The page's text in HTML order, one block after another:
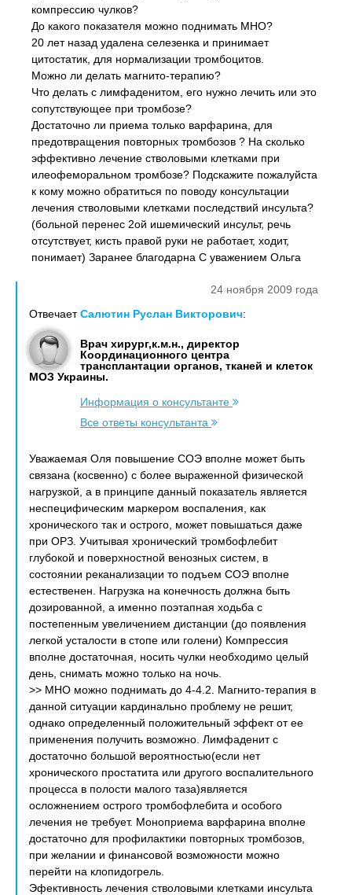
компрессию чулков?
До какого показателя можно поднимать МНО?
20 лет назад удалена селезенка и принимает
цитостатик, для нормализации тромбоцитов.
Можно ли делать магнито-терапию?
Что делать с лимфаденитом, его нужно лечить или это
сопутствующее при тромбозе?
Достаточно ли приема только варфарина, для
предотвращения повторных тромбозов ? На сколько
эффективно лечение стволовыми клетками при
илеофеморальном тромбозе? Подскажите пожалуйста
к кому можно обратиться по поводу консультации
лечения стволовыми клетками последствий инсульта?
(больной перенес 2ой ишемический инсульт, речь
отсутствует, кисть правой руки не работает, ходит,
понимает) Заранее благодарна С уважением Ольга
24 ноября 2009 года
ОтвечаетСалютин Руслан Викторович:
Врач хирург,к.м.н., директор
Координационного центра
трансплантации органов, тканей и клеток
МОЗ Украины.
Информация о консультанте
Все ответы консультанта
Уважаемая Оля повышение СОЭ вполне может быть
связана (косвенно) с более выраженной физической
нагрузкой, а в принципе данный показатель является
неспецифическим маркером воспаления, как
хронического так и острого, может повышаться даже
при ОРЗ. Учитывая хронический тромбофлебит
глубокой и поверхностной венозных систем, в
состоянии реканализации то подъем СОЭ вполне
естественен. Нагрузка на конечность должна быть
дозированной, а именно поэтапная ходьба с
постепенным увеличением дистанции (до появления
легкой усталости в стопе или голени) Компрессия
вполне достаточная, носить чулки необходимо целый
день, снимать можно только на ночь.
>> МНО можно поднимать до 4-4.2. Магнито-терапия в
данной ситуации кардинально проблему не решит,
однако определенный положительный эффект от ее
применения получить возможно. Лимфаденит с
достаточно большой вероятностью(если нет
хронического простатита или другого воспалительного
процесса в полости малого таза)является
осложнением острого тромбофлебита и особого
лечения не требует. Моноприема варфарина вполне
достаточно для профилактики повторных тромбозов,
при желании и финансовой возможности можно
перейти на клопидогрель.
Эфективность лечения стволовыми клетками инсульта